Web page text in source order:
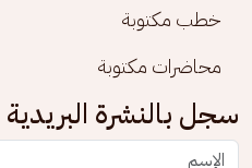
خطب مكتوبة
محاضرات مكتوبة
سجل بالنشرة البريدية